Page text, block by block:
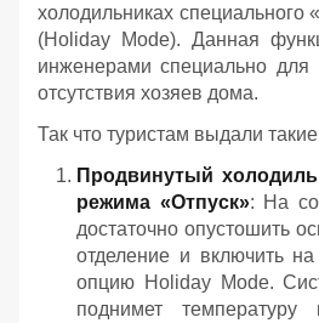
холодильниках специального
(Holiday Mode). Данная
инженерами специально для
отсутствия хозяев дома.
Так что туристам выдали
Продвинутый
режима «Отпуск»: На
достаточно опустошить
отделение и включить
опцию Holiday Mode.
поднимет